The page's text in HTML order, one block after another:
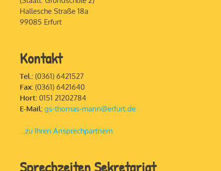
Hallesche Straße 18a
99085 Erfurt
Kontakt
Tel.: (0361) 6421527
Fax: (0361) 6421640
Hort: 0151 21202784
E-Mail: gs-thomas-mann@erfurt.de
…zu Ihren Ansprechpartnern
Sprechzeiten Sekretariat